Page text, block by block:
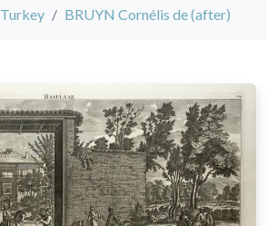
Turkey BRUYN Cornélis de (after)